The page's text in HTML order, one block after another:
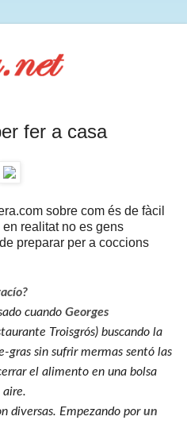
fer a casa
sobre com és de fàcil
realitat no es gens
preparar per a coccions
cuando Georges
Troisgrós) buscando la
gras sin sufrir mermas sentó las
el alimento en una bolsa
aire.
diversas. Empezando porun